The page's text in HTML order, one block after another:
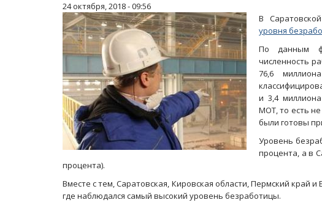
24 октября, 2018 - 09:56
В
уровня
По данным
численность
76,6
и 3,4
МОТ, то есть
были готовы
Уровень
процента, а в
процента).
Вместе с тем, Саратовская, Кировская области, Пермский край
где наблюдался самый высокий уровень безработицы.